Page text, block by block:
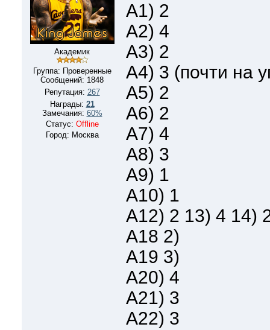
Академик
Группа: Проверенные
Сообщений: 1848
Репутация: 267
Награды: 21
Замечания: 60%
Статус: Offline
Город: Москва
А1) 2
A2) 4
А3) 2
A4) 3 (почти на
A5) 2
A6) 2
A7) 4
A8) 3
A9) 1
A10) 1
А12) 2 13) 4 14)
А18 2)
А19 3)
A20) 4
А21) 3
А22) 3